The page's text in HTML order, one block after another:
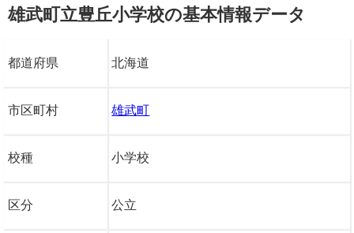
雄武町立豊丘小学校の基本情報データ
都道府県 北海道
市区町村 雄武町
校種 小学校
区分 公立